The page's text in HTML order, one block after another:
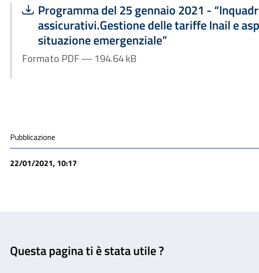
Scarica file:
Programma del 25 gennaio 2021 -
assicurativi.Gestione delle tariffe Inail e
situazione emergenziale”
Formato PDF — Dimensione 194.64 kB
Formato PDF — 194.64 kB
Condivisione social
Pubblicazione
22/01/2021, 10:17
Questa pagina ti è stata utile ?